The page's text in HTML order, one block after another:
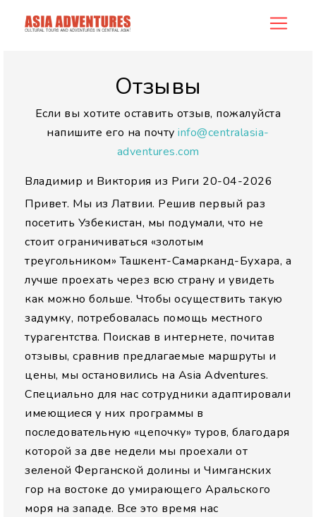
allreview
Отзывы
Если вы хотите оставить отзыв, пожалуйста
напишите его на почтуinfo@centralasia-
adventures.com
Владимир и Виктория из Риги 20-04-2026
Привет. Мы из Латвии. Решив первый раз
посетить Узбекистан, мы подумали, что не
стоит ограничиваться «золотым
треугольником» Ташкент-Самарканд-Бухара, а
лучше проехать через всю страну и увидеть
как можно больше. Чтобы осуществить такую
задумку, потребовалась помощь местного
турагентства. Поискав в интернете, почитав
отзывы, сравнив предлагаемые маршруты и
цены, мы остановились на Asia Adventures.
Специально для нас сотрудники адаптировали
имеющиеся у них программы в
последовательную «цепочку» туров, благодаря
которой за две недели мы проехали от
зеленой Ферганской долины и Чимганских
гор на востоке до умирающего Аральского
моря на западе. Все это время нас